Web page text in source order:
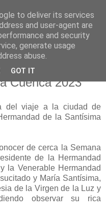
la
Cuenca 2023
del viaje a la ciudad de
de la Santísima
de cerca la Semana
de la Hermandad
la Venerable Hermandad
y María Santísima,
de la Virgen de la Luz y
observar su rica
to deliver its services
and user-agent are
and security
generate usage
abuse.
GOT IT